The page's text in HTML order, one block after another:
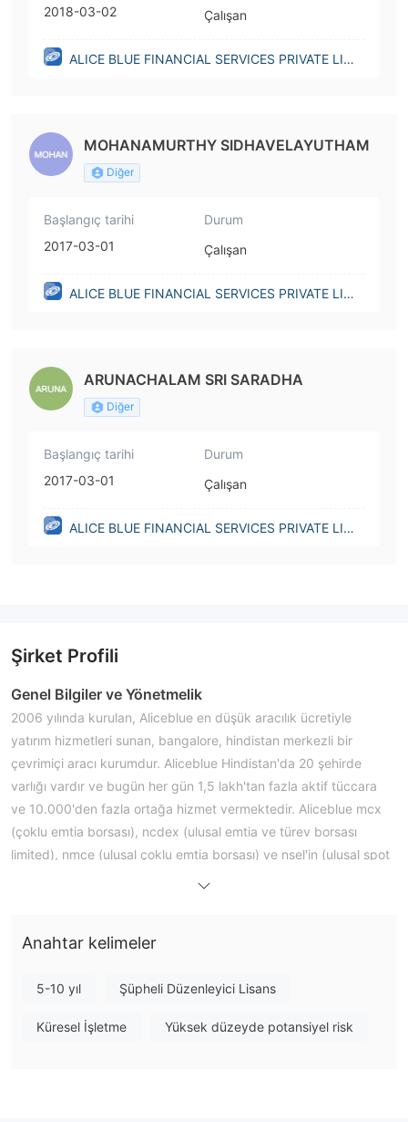
2018-03-02
Çalışan
ALICE BLUE FINANCIAL SERVICES PRIVATE LIMI
MOHANAMURTHY SIDHAVELAYUTHAM
Diğer
Başlangıç tarihi
2017-03-01
Durum
Çalışan
ALICE BLUE FINANCIAL SERVICES PRIVATE LIMI
ARUNACHALAM SRI SARADHA
Diğer
Başlangıç tarihi
2017-03-01
Durum
Çalışan
ALICE BLUE FINANCIAL SERVICES PRIVATE LIMI
Şirket Profili
Genel Bilgiler ve Yönetmelik
2006 yılında kurulan, Aliceblue en düşük aracılık ücretiyle
yatırım hizmetleri sunan, bangalore, hindistan merkezli bir
çevrimiçi aracı kurumdur. Aliceblue Hindistan'da 20 şehirde
varlığı vardır ve bugün her gün 1,5 lakh'tan fazla aktif tüccara
ve 10.000'den fazla ortağa hizmet vermektedir. Aliceblue mcx
(çoklu emtia borsası), ncdex (ulusal emtia ve türev borsası
limited), nmce (ulusal çoklu emtia borsası) ve nsel'in (ulusal spot
Piyasa Araçları
opsiyonlar ve herhangi bir vadeli işlem dahil olmak üzere
halka arzlara yatırım yapabilirler.
Anahtar kelimeler
5-10 yıl Şüpheli Düzenleyici Lisans
Küresel İşletme Yüksek düzeyde potansiyel risk